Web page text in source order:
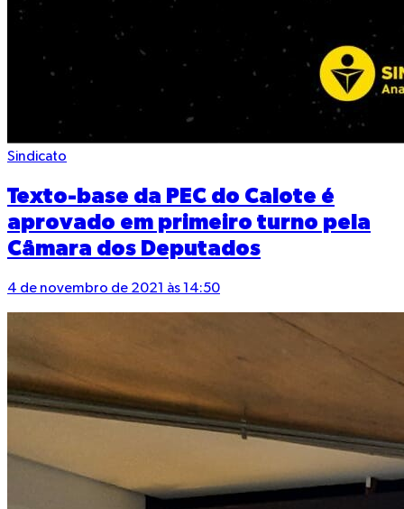
Sindicato
Texto-base da PEC do Calote é
aprovado em primeiro turno pela
Câmara dos Deputados
4 de novembro de 2021 às 14:50